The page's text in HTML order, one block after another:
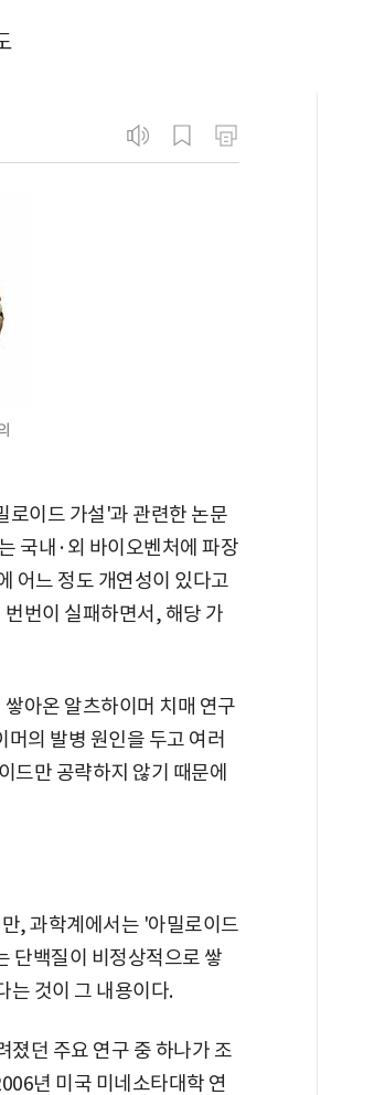
로이드 가설'과 관련한 논문
국내·외 바이오벤처에 파장
어느 정도 개연성이 있다고
번이 실패하면서, 해당 가
아온 알츠하이머 치매 연구
의 발병 원인을 두고 여러
드만 공략하지 않기 때문에
, 과학계에서는 '아밀로이드
단백질이 비정상적으로 쌓
는 것이 그 내용이다.
졌던 주요 연구 중 하나가 조
년 미국 미네소타대학 연